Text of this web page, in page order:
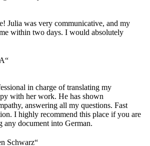
Julia was very communicative, and my
within two days. I would absolutely
in charge of translating my
with her work. He has shown
answering all my questions. Fast
I highly recommend this place if you are
any document into German.